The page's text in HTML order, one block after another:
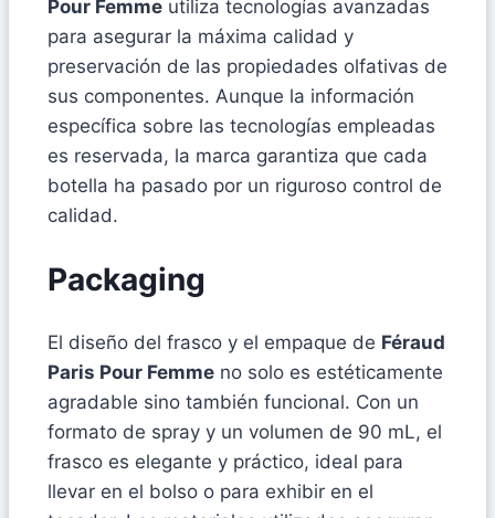
Pour Femme utiliza tecnologías avanzadas
para asegurar la máxima calidad y
preservación de las propiedades olfativas de
sus componentes. Aunque la información
específica sobre las tecnologías empleadas
es reservada, la marca garantiza que cada
botella ha pasado por un riguroso control de
calidad.
Packaging
El diseño del frasco y el empaque de Féraud
Paris Pour Femme no solo es estéticamente
agradable sino también funcional. Con un
formato de spray y un volumen de 90 mL, el
frasco es elegante y práctico, ideal para
llevar en el bolso o para exhibir en el